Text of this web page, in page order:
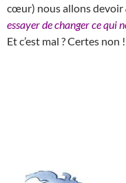
cœur) nous allons devoir
essayer de changer ce qui
Et c’est mal ? Certes non